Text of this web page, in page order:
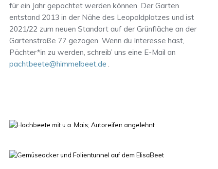
für ein Jahr gepachtet werden können. Der Garten
entstand 2013 in der Nähe des Leopoldplatzes und ist
2021/22 zum neuen Standort auf der Grünfläche an der
Gartenstraße 77 gezogen. Wenn du Interesse hast,
Pächter*in zu werden, schreib’ uns eine E-Mail an
pachtbeete@himmelbeet.de .